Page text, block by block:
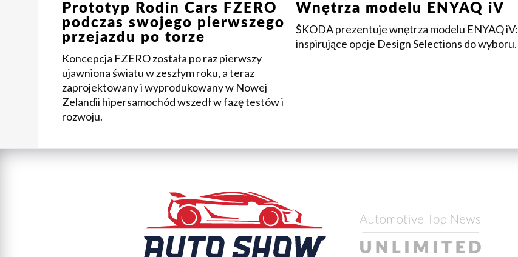
Prototyp Rodin Cars FZERO
podczas swojego pierwszego
przejazdu po torze
Koncepcja FZERO została po raz pierwszy
ujawniona światu w zeszłym roku, a teraz
zaprojektowany i wyprodukowany w Nowej
Zelandii hipersamochód wszedł w fazę testów i
rozwoju.
Wnętrza modelu ENYAQ iV
ŠKODA prezentuje wnętrza modelu ENYAQ iV:
inspirujące opcje Design Selections do wyboru.